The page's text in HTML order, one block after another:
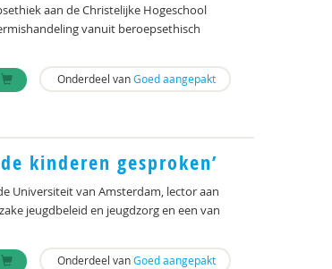
aan de Christelijke Hogeschool
vanuit beroepsethisch
Onderdeel vanGoed aangepakt
kinderen gesproken’
Universiteit van Amsterdam, lector aan
jeugdbeleid en jeugdzorg en een van
Onderdeel vanGoed aangepakt